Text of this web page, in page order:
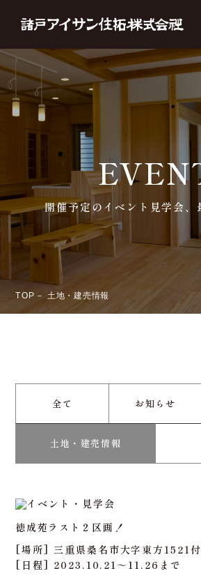
開催予定のイベント見学会、
TOP 土地・建売情報
全て お知らせ
土地・建売情報
徳成苑ラスト２区画！
[場所] 三重県桑名市大字東方1521
[日程] 2023.10.21～11.26まで